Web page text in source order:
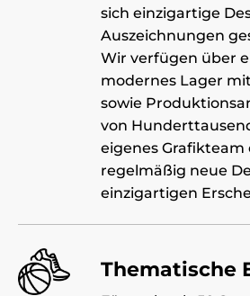
sich einzigartige
Auszeichnungen
Wir verfügen über
modernes Lager
sowie
von
eigenes
regelmäßig neue
einzigartigen
Thematische